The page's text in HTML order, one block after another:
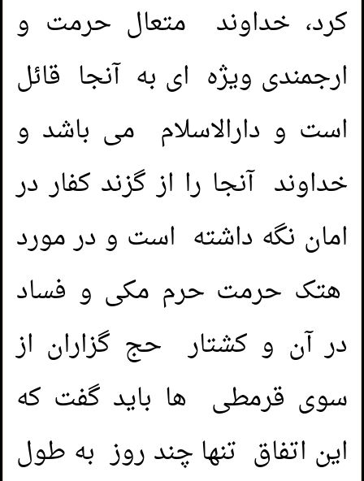
کرد، خداوند متعال حرمت و
ارجمندی ویژه ای به آنجا قائل
است و دارالاسلام می باشد و
خداوند آنجا را از گزند کفار در
امان نگه داشته است و در مورد
هتک حرمت حرم مکی و فساد
در آن و کشتار حج گزاران از
سوی قرمطی ها باید گفت که
این اتفاق تنها چند روز به طول